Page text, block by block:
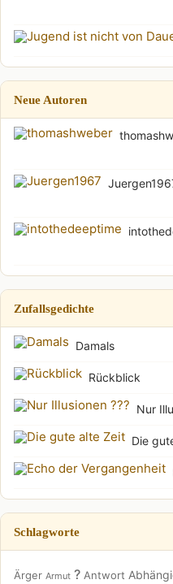
Neue Autoren
Zufallsgedichte
Damals
Rückblick
Nur
Die
Schlagworte
Ärger Armut ? Antwort